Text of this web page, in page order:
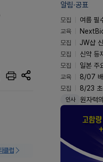
클럽
알림·공표
모집
여름 필
교육
모집
JW샵
모집
신약
모집
일본 주
교육
8/07 배
모집
8/23 초
인사 원자력